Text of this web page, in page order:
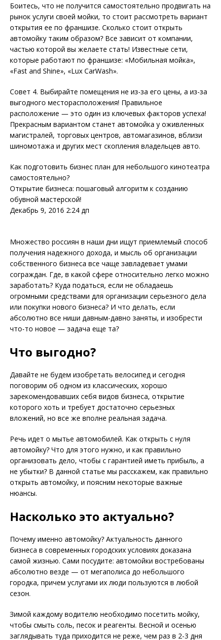
Боитесь, что не получится самостоятельно продвигать на
рынок услуги своей мойки, то стоит рассмотреть вариант
открытия ее по франшизе. Сколько стоит открыть
автомойку таким образом? Все зависит от компании,
частью которой вы желаете стать! Известные сети,
которые работают по франшизе: «Мобильная мойка»,
«Fast and Shine», «Lux CarWash».
Совет 4. Выбирайте помещения не из-за его цены, а из-за
выгодного месторасположения! Правильное
расположение — это один из ключевых факторов успеха!
Прекрасным вариантом станет автомойка у оживленных
магистралей, торговых центров, автомагазинов, вблизи
шиномотажа и других мест скопления владельцев авто.
Как подготовить бизнес план для небольшого кинотеатра
самостоятельно?
Открытие бизнеса: пошаговый алгоритм к созданию
обувной мастерской!
Декабрь 9, 2016 2:24 дп
Множество россиян в наши дни ищут приемлемый способ
получения надежного дохода, и мысль об организации
собственного бизнеса все чаще завладевает умами
сограждан. Где, в какой сфере относительно легко можно
заработать? Куда податься, если не обладаешь
огромными средствами для организации серьезного дела
или покупки нового бизнеса? И что делать, если
абсолютно все ниши давным-давно заняты, и изобрести
что-то новое — задача еще та?
Что выгодно?
Давайте не будем изобретать велосипед и сегодня
поговорим об одном из классических, хорошо
зарекомендовавших себя видов бизнеса, открытие
которого хоть и требует достаточно серьезных
вложений, но все же вполне реальная задача.
Речь идет о мытье автомобилей. Как открыть с нуля
автомойку? Что для этого нужно, и как правильно
организовать дело, чтобы с гарантией иметь прибыль, а
не убытки? В данной статье мы расскажем, как правильно
открыть автомойку, и поясним некоторые важные
нюансы.
Насколько это актуально?
Почему именно автомойку? Актуальность данного
бизнеса в современных городских условиях доказана
самой жизнью. Сами посудите: автомойки востребованы
абсолютно везде — от мегаполиса до небольшого
городка, причем услугами их люди пользуются в любой
сезон.
Зимой каждому водителю необходимо посетить мойку,
чтобы смыть соль, песок и реагенты. Весной и осенью
заглядывать туда приходится не реже, чем раз в 2-3 дня